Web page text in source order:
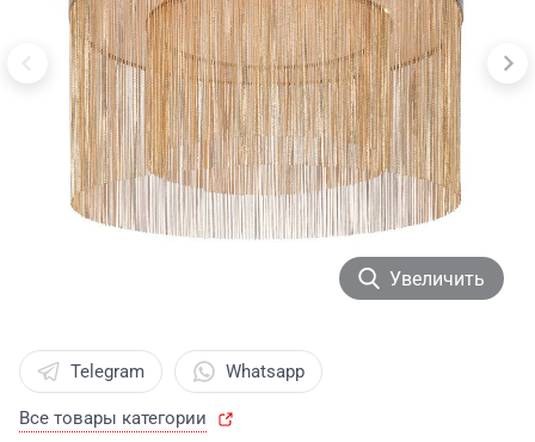
Увеличить
Telegram Whatsapp
Все товары категории